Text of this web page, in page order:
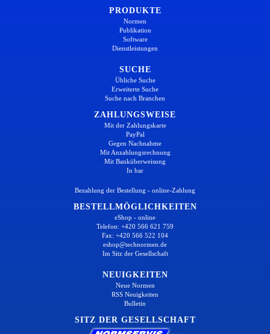
PRODUKTE
Normen
Publikation
Software
Dienstleistungen
SUCHE
Übliche Suche
Erweiterte Suche
Suche nach Branchen
ZAHLUNGSWEISE
Mit der Zahlungskarte
PayPal
Gegen Nachnahme
Mit Anzahlungsrechnung
Mit Banküberweisung
In bar
Bezahlung der Bestellung - online-Zahlung
BESTELLMÖGLICHKEITEN
eShop - online
Telefon: +420 566 621 759
Fax: +420 566 522 104
eshop@technormen.de
Im Sitz der Gesellschaft
NEUIGKEITEN
Neue Normen
RSS Neuigkeiten
Bulletin
SITZ DER GESELLSCHAFT